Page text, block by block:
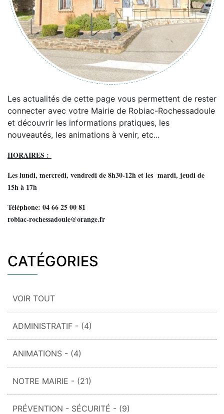
Les actualités de cette page vous permettent de rester
connecter avec votre Mairie de Robiac-Rochessadoule
et découvrir les informations pratiques, les
nouveautés, les animations à venir, etc...
HORAIRES :
Les lundi, mercredi, vendredi de 8h30-12h et les mardi, jeudi de
15h à 17h
Téléphone: 04 66 25 00 81
robiac-rochessadoule@orange.fr
CATÉGORIES
VOIR TOUT
ADMINISTRATIF - (4)
ANIMATIONS - (4)
NOTRE MAIRIE - (21)
PRÉVENTION - SÉCURITÉ - (9)